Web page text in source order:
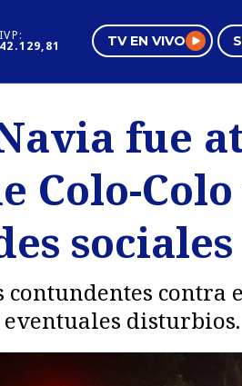
IVP:
42.129,81 TV EN VIVO
Negocios
Pura Mujer
fue
Colo-
sociales
contra
eventuales disturbios.